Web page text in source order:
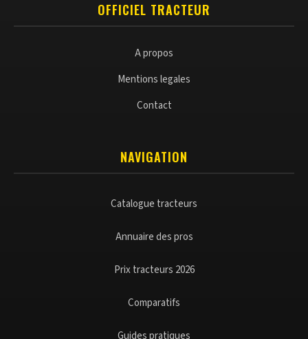
OFFICIEL TRACTEUR
A propos
Mentions legales
Contact
NAVIGATION
Catalogue tracteurs
Annuaire des pros
Prix tracteurs 2026
Comparatifs
Guides pratiques